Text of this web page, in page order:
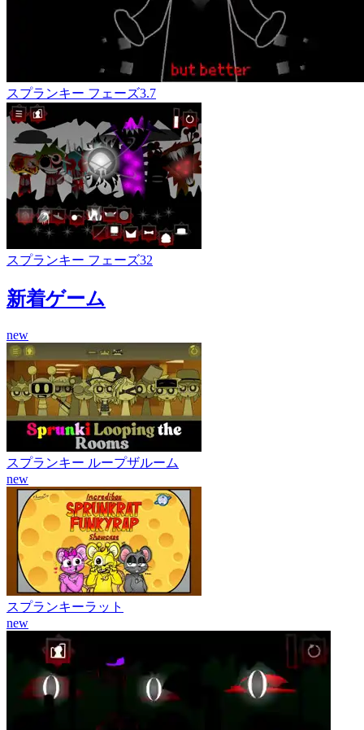
スプランキー フェーズ3.7
スプランキー フェーズ32
新着ゲーム
new
スプランキー ループザルーム
new
スプランキーラット
new